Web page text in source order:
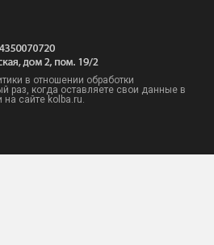
в отношении обработки
раз, когда оставляете свои данные в
сайте kolba.ru.